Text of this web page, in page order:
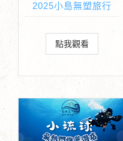
2025小島無塑旅行
點我觀看